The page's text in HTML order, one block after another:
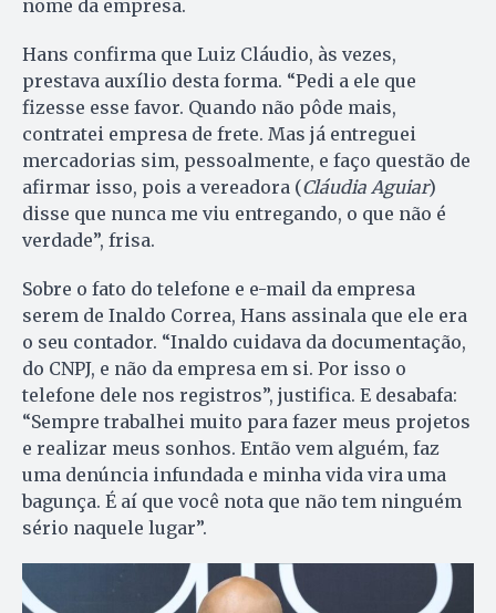
nome da empresa.
Hans confirma que Luiz Cláudio, às vezes,
prestava auxílio desta forma. “Pedi a ele que
fizesse esse favor. Quando não pôde mais,
contratei empresa de frete. Mas já entreguei
mercadorias sim, pessoalmente, e faço questão de
afirmar isso, pois a vereadora (Cláudia Aguiar)
disse que nunca me viu entregando, o que não é
verdade”, frisa.
Sobre o fato do telefone e e-mail da empresa
serem de Inaldo Correa, Hans assinala que ele era
o seu contador. “Inaldo cuidava da documentação,
do CNPJ, e não da empresa em si. Por isso o
telefone dele nos registros”, justifica. E desabafa:
“Sempre trabalhei muito para fazer meus projetos
e realizar meus sonhos. Então vem alguém, faz
uma denúncia infundada e minha vida vira uma
bagunça. É aí que você nota que não tem ninguém
sério naquele lugar”.